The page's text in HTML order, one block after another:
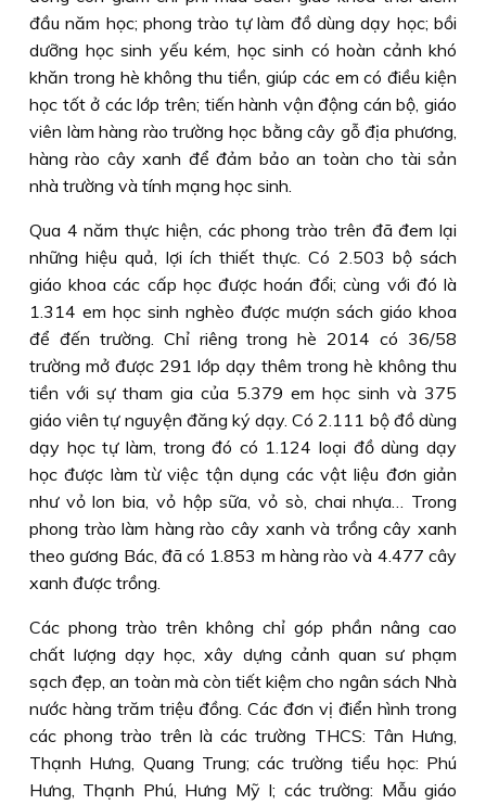
đầu năm học; phong trào tự làm đồ dùng dạy học; bồi
dưỡng học sinh yếu kém, học sinh có hoàn cảnh khó
khăn trong hè không thu tiền, giúp các em có điều kiện
học tốt ở các lớp trên; tiến hành vận động cán bộ, giáo
viên làm hàng rào trường học bằng cây gỗ địa phương,
hàng rào cây xanh để đảm bảo an toàn cho tài sản
nhà trường và tính mạng học sinh.
Qua 4 năm thực hiện, các phong trào trên đã đem lại
những hiệu quả, lợi ích thiết thực. Có 2.503 bộ sách
giáo khoa các cấp học được hoán đổi; cùng với đó là
1.314 em học sinh nghèo được mượn sách giáo khoa
để đến trường. Chỉ riêng trong hè 2014 có 36/58
trường mở được 291 lớp dạy thêm trong hè không thu
tiền với sự tham gia của 5.379 em học sinh và 375
giáo viên tự nguyện đăng ký dạy. Có 2.111 bộ đồ dùng
dạy học tự làm, trong đó có 1.124 loại đồ dùng dạy
học được làm từ việc tận dụng các vật liệu đơn giản
như vỏ lon bia, vỏ hộp sữa, vỏ sò, chai nhựa… Trong
phong trào làm hàng rào cây xanh và trồng cây xanh
theo gương Bác, đã có 1.853 m hàng rào và 4.477 cây
xanh được trồng.
Các phong trào trên không chỉ góp phần nâng cao
chất lượng dạy học, xây dựng cảnh quan sư phạm
sạch đẹp, an toàn mà còn tiết kiệm cho ngân sách Nhà
nước hàng trăm triệu đồng. Các đơn vị điển hình trong
các phong trào trên là các trường THCS: Tân Hưng,
Thạnh Hưng, Quang Trung; các trường tiểu học: Phú
Hưng, Thạnh Phú, Hưng Mỹ I; các trường: Mẫu giáo